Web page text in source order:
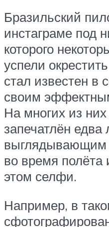
Бразильский
инстаграме под
которого
успели
стал известен в
своим
На многих из
запечатлён едва
выглядывающим
во время
этом селфи.
Например, в